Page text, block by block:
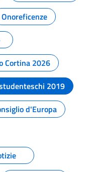
Onoreficenze
Cortina 2026
2019
d'Europa